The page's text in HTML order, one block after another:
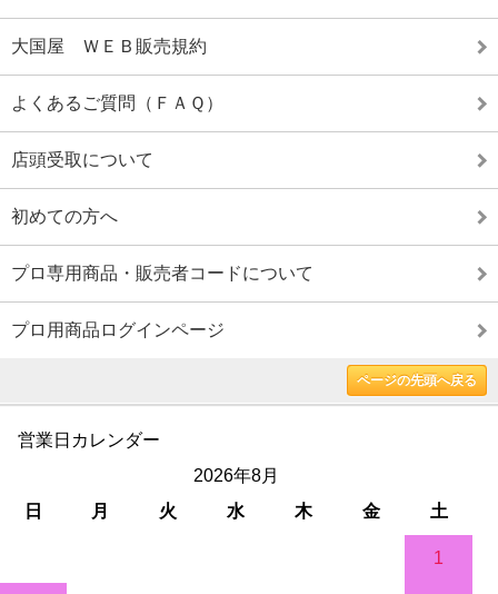
大国屋 ＷＥＢ販売規約
よくあるご質問（ＦＡＱ）
店頭受取について
初めての方へ
プロ専用商品・販売者コードについて
プロ用商品ログインページ
ページの先頭へ戻る
営業日カレンダー
2026年8月
日
月 火 水 木 金 土
1